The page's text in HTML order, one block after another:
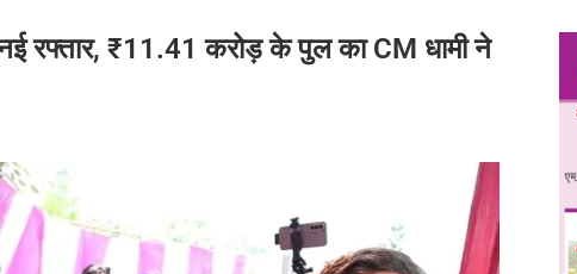
रफ्तार, ₹11.41 करोड़ के पुल का CM धामी ने